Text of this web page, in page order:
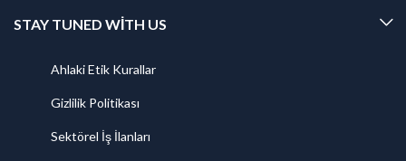
STAY TUNED WITH US
Ahlaki Etik Kurallar
Gizlilik Politikası
Sektörel İş İlanları